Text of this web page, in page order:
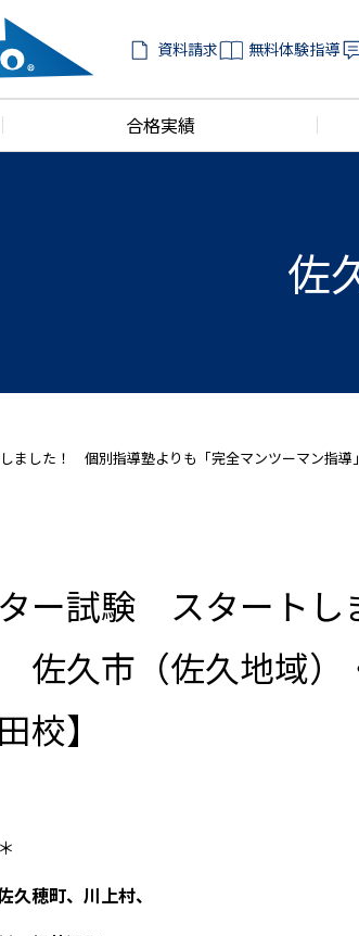
資料請求 無料体験指導
合格実績
佐
ました！ 個別指導塾よりも「完全マンツーマ
ー試験 スタート
久市（佐久地域）
田校】
穂町、川上村、